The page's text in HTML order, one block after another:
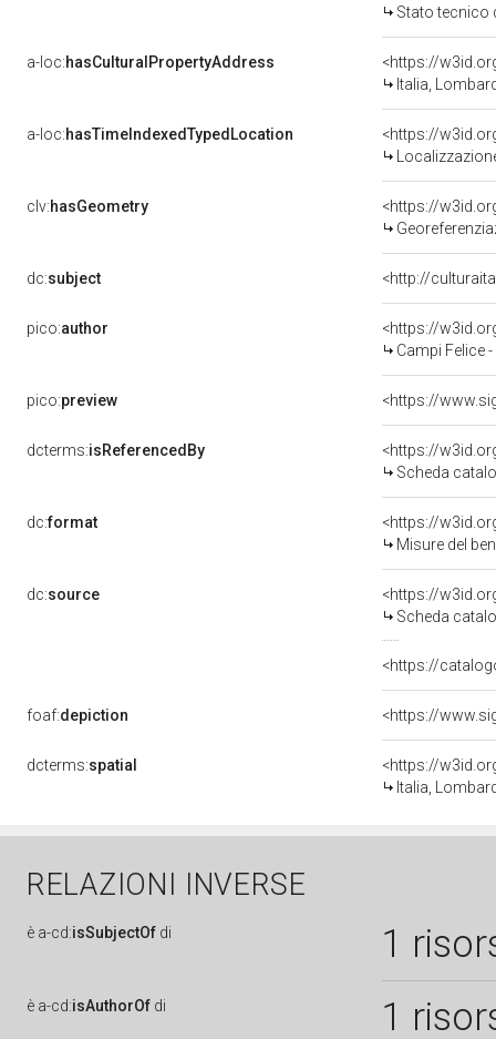
Stato tecnico
a-loc:hasCulturalPropertyAddress
<https://
Italia,
a-loc:hasTimeIndexedTypedLocation
<https://
clv:hasGeometry
<https://
dc:subject <http://
pico:author
<https://
Campi Felice
pico:preview
dcterms:isReferencedBy
<https://
Scheda
dc:format
<https://
Misure del
dc:source
<https://
Scheda
<https://
foaf:depiction
dcterms:spatial
<https://
Italia,
RELAZIONI INVERSE
è a-cd:isSubjectOf di 1
è a-cd:isAuthorOf di 1